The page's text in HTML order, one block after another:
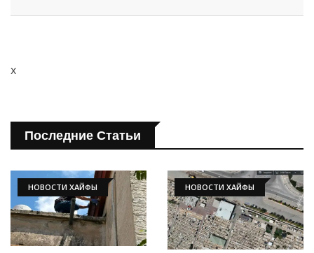
x
Последние Статьи
НОВОСТИ ХАЙФЫ НОВОСТИ ХАЙФЫ